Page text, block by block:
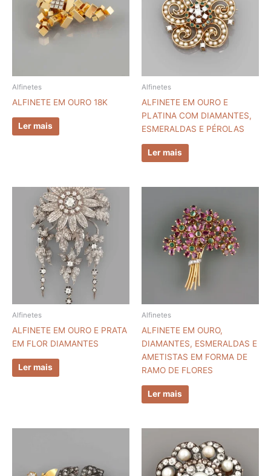
Alfinetes
ALFINETE EM OURO 18K
Ler mais
Alfinetes
ALFINETE EM OURO E
PLATINA COM DIAMANTES,
ESMERALDAS E PÉROLAS
Ler mais
Alfinetes
ALFINETE EM OURO E PRATA
EM FLOR DIAMANTES
Ler mais
Alfinetes
ALFINETE EM OURO,
DIAMANTES, ESMERALDAS E
AMETISTAS EM FORMA DE
RAMO DE FLORES
Ler mais